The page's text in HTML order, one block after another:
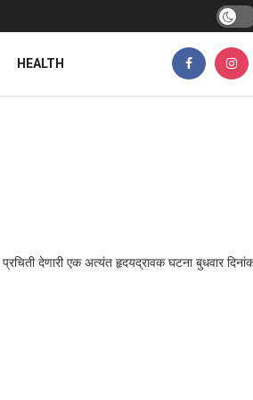
HEALTH
प्रचिती देणारी एक अत्यंत हृदयद्रावक घटना बुधवार